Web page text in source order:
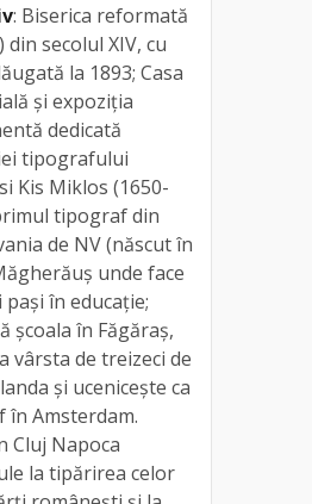
: Biserica reformată
din secolul XIV, cu
la 1893; Casa
și expoziția
dedicată
tipografului
Kis Miklos (1650-
tipograf din
de NV (născut în
unde face
în educație;
școala în Făgăraș,
vârsta de treizeci de
și ucenicește ca
Amsterdam.
Cluj Napoca
la tipărirea celor